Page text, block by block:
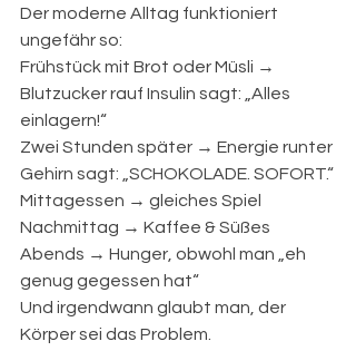
Der moderne Alltag funktioniert
ungefähr so:
Frühstück mit Brot oder Müsli →
Blutzucker rauf Insulin sagt: „Alles
einlagern!“
Zwei Stunden später → Energie runter
Gehirn sagt: „SCHOKOLADE. SOFORT.“
Mittagessen → gleiches Spiel
Nachmittag → Kaffee & Süßes
Abends → Hunger, obwohl man „eh
genug gegessen hat“
Und irgendwann glaubt man, der
Körper sei das Problem.